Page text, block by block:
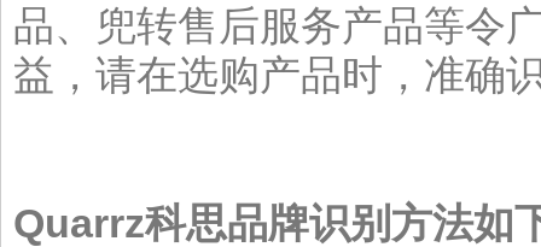
品、兜转售后服务产品等令
益，请在选购产品时，准确
Quarrz科思品牌识别方法如